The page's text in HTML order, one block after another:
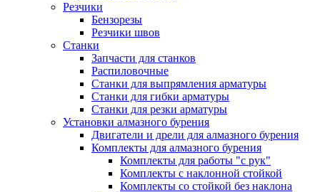
Резчики
Бензорезы
Резчики швов
Станки
Запчасти для станков
Распиловочные
Станки для выпрямления арматуры
Станки для гибки арматуры
Станки для резки арматуры
Установки алмазного бурения
Двигатели и дрели для алмазного бурения
Комплекты для алмазного бурения
Комплекты для работы "с рук"
Комплекты с наклонной стойкой
Комплекты со стойкой без наклона